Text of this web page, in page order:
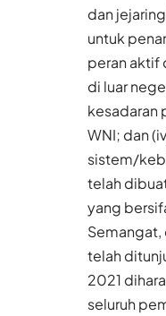
dan
untuk
peran aktif
di luar
kesadaran
WNI; dan
sistem/
telah
yang
Semangat,
telah
2021
seluruh